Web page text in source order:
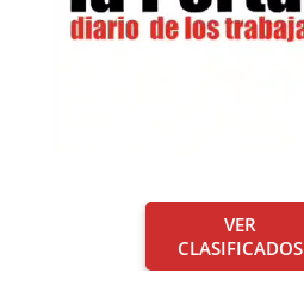
VER
CLASIFICADOS